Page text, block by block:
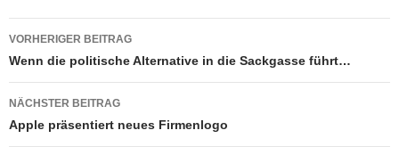
Beitragsnavigation
VORHERIGER BEITRAG
Wenn die politische Alternative in die Sackgasse führt…
NÄCHSTER BEITRAG
Apple präsentiert neues Firmenlogo